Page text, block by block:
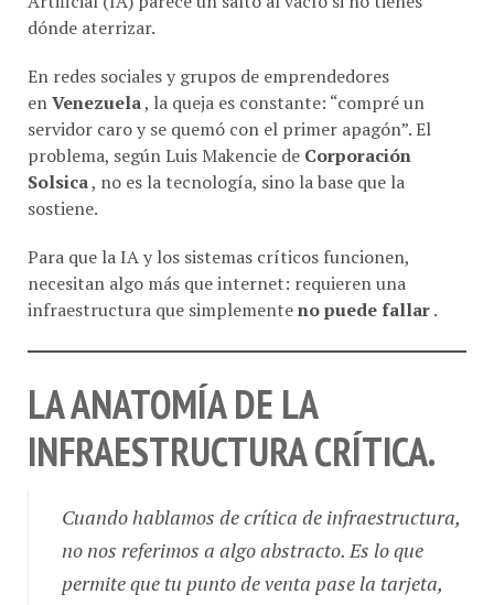
en Venezuela, la queja es constante: “compré un
servidor caro y se quemó con el primer apagón”. El
problema, según Luis Makencie deCorporación
Solsica, no es la tecnología, sino la base que la
sostiene.
necesitan algo más que internet: requieren una
infraestructura que simplementeno puede fallar
LA ANATOMÍA DE LA
INFRAESTRUCTURA CRÍTICA.
no nos referimos a algo abstracto. Es lo que
permite que tu punto de venta pase la tarjeta,
que el hospital tenga luz y que tu celular tenga